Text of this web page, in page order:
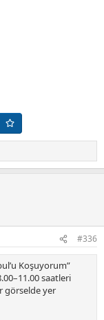
#336
Koşuyorum”
saatleri
görselde yer